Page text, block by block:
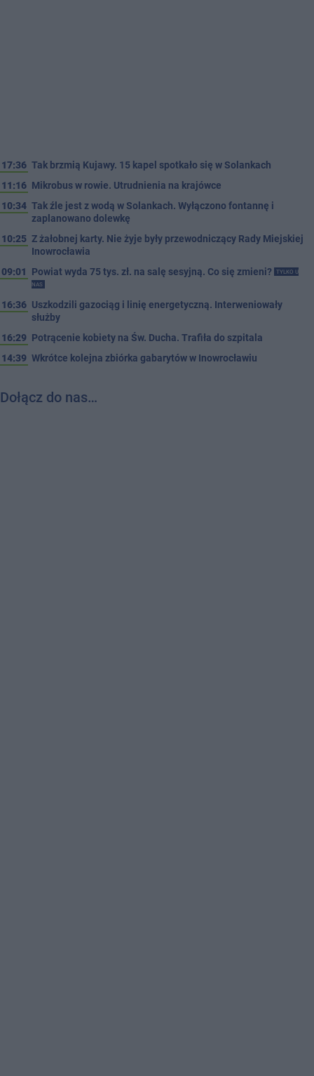
17:36 Tak brzmią Kujawy. 15 kapel spotkało się w Solankach
11:16 Mikrobus w rowie. Utrudnienia na krajówce
10:34 Tak źle jest z wodą w Solankach. Wyłączono fontannę i
zaplanowano dolewkę
10:25 Z żałobnej karty. Nie żyje były przewodniczący Rady Miejskiej
Inowrocławia
09:01
Powiat wyda 75 tys. zł. na salę sesyjną. Co się zmieni?
TYLKO U
NAS
16:36 Uszkodzili gazociąg i linię energetyczną. Interweniowały
służby
16:29 Potrącenie kobiety na Św. Ducha. Trafiła do szpitala
14:39 Wkrótce kolejna zbiórka gabarytów w Inowrocławiu
Dołącz do nas…